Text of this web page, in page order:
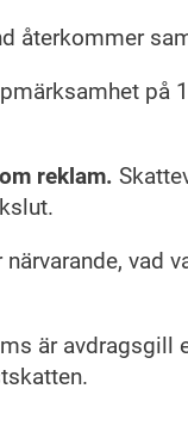
återkommer
på
reklam.
närvarande, vad
är avdragsgill